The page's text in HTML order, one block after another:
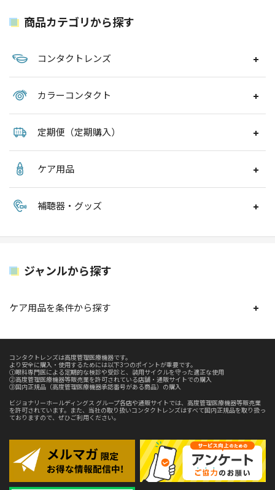
商品カテゴリから探す
コンタクトレンズ
カラーコンタクト
定期便（定期購入）
ケア用品
補聴器・グッズ
ジャンルから探す
ケア用品を条件から探す
コンタクトレンズは高度管理医療機器です。
より安全に購入・使用するためには以下3つのポイントが重要です。
①眼科専門医による定期的な検診や受診と、装用サイクルを守った適正な使用
②高度管理医療機器等販売業を許可されている店舗・通販サイトでの購入
③国内正規品（高度管理医療機器承認番号がある商品）の購入
ビジョナリーホールディングス グループ各店や通販サイトでは、高度管理医療機器等販売業
を許可されています。また、当社の取り扱いコンタクトレンズはすべて国内正規品を取り扱っ
ておりますので、ぜひご利用ください。